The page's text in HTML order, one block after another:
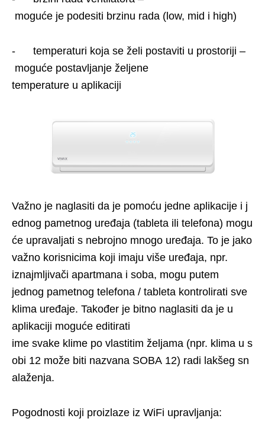
moguće je podesiti brzinu rada (low, mid i high)
- temperaturi koja se želi postaviti u prostoriji –
moguće postavljanje željene
temperature u aplikaciji
Važno je naglasiti da je pomoću jedne aplikacije i j
ednog pametnog uređaja (tableta ili telefona) mogu
će upravaljati s nebrojno mnogo uređaja. To je jako
važno korisnicima koji imaju više uređaja, npr.
iznajmljivači apartmana i soba, mogu putem
jednog pametnog telefona / tableta kontrolirati sve
klima uređaje. Također je bitno naglasiti da je u
aplikaciji moguće editirati
ime svake klime po vlastitim željama (npr. klima u s
obi 12 može biti nazvana SOBA 12) radi lakšeg sn
alaženja.
Pogodnosti koji proizlaze iz WiFi upravljanja: